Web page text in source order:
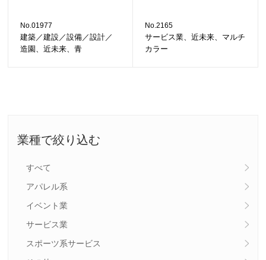
業種で絞り込む
すべて
アパレル系
イベント業
サービス業
スポーツ系サービス
No.01977
建築／建設／設備／設計／
造園、近未来、青
No.2165
サービス業、近未来、マルチ
カラー